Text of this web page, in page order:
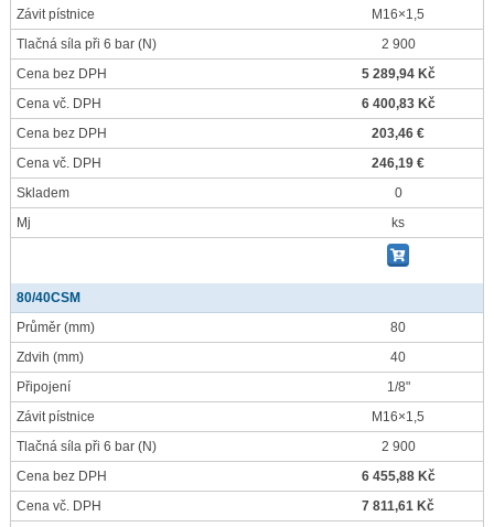
Závit pístnice
M16×1,5
Tlačná síla při 6 bar (N)
2 900
Cena bez DPH
5 289,94 Kč
Cena vč. DPH
6 400,83 Kč
Cena bez DPH
203,46 €
Cena vč. DPH
246,19 €
Skladem
0
Mj
ks
80/40CSM
Průměr (mm)
80
Zdvih (mm)
40
Připojení
1/8"
Závit pístnice
M16×1,5
Tlačná síla při 6 bar (N)
2 900
Cena bez DPH
6 455,88 Kč
Cena vč. DPH
7 811,61 Kč